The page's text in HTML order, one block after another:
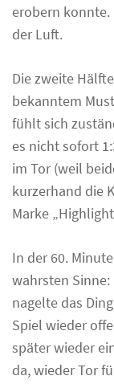
erobern konnte.
der Luft.
Die zweite
bekanntem
fühlt sich
es nicht sofort
im Tor (weil
kurzerhand die
Marke
In der 60.
wahrsten Sinne:
nagelte das
Spiel wieder
später wieder
da, wieder Tor